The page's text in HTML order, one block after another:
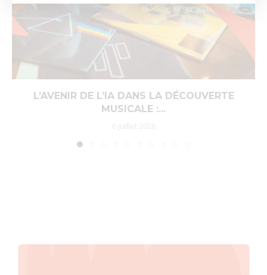
L’AVENIR DE L’IA DANS LA DÉCOUVERTE
MUSICALE :...
6 juillet 2026